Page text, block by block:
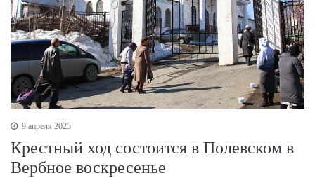
9 апреля 2025
Крестный ход состоится в Полевском в
Вербное воскресенье